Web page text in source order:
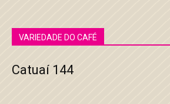
VARIEDADE DO CAFÉ
Catuaí 144